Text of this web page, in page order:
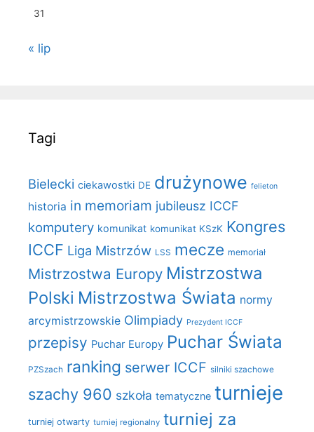
31
« lip
Tagi
Bielecki ciekawostki DE drużynowe felieton
historia in memoriam jubileusz ICCF
komputery komunikat komunikat KSzK Kongres
ICCF Liga Mistrzów LSS mecze memoriał
Mistrzostwa Europy Mistrzostwa
Polski Mistrzostwa Świata normy
arcymistrzowskie Olimpiady Prezydent ICCF
przepisy Puchar Europy Puchar Świata
PZSzach ranking serwer ICCF silniki szachowe
szachy 960 szkoła tematyczne turnieje
turniej otwarty turniej regionalny turniej za